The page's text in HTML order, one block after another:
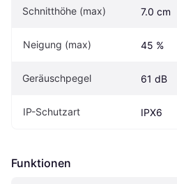
Schnitthöhe (max) 7.0 cm
Neigung (max) 45 %
Geräuschpegel 61 dB
IP-Schutzart IPX6
Funktionen